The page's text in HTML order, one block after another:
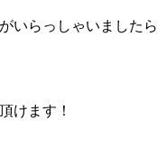
いらっしゃいましたら
けます！